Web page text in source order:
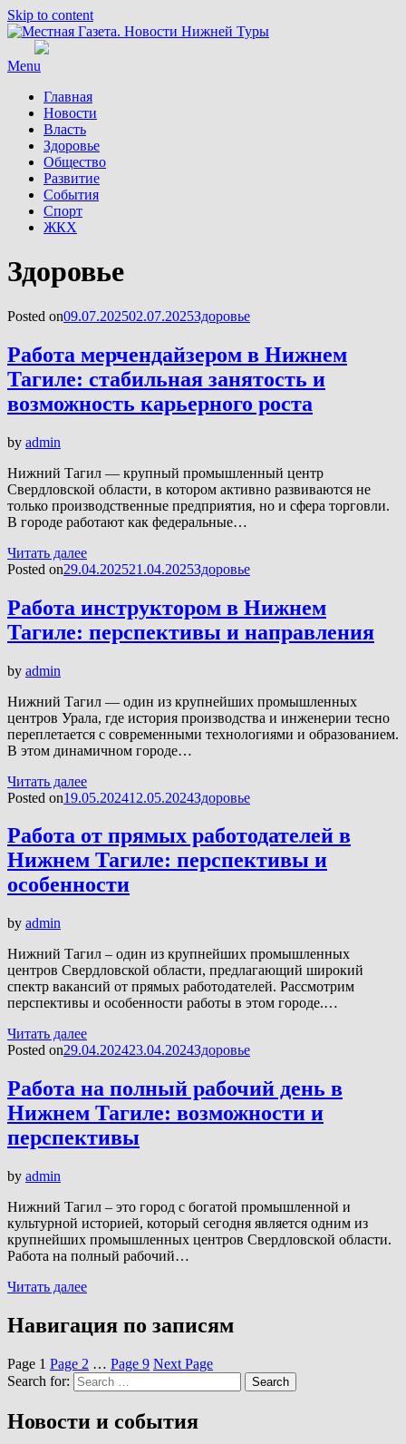
Skip to content
Menu
Главная
Новости
Власть
Здоровье
Общество
Развитие
События
Спорт
ЖКХ
Рубрика
:
Здоровье
Posted on09.07.202502.07.2025Здоровье
Работа мерчендайзером в Нижнем
Тагиле: стабильная занятость и
возможность карьерного роста
by admin
Нижний Тагил — крупный промышленный центр
Свердловской области, в котором активно развиваются не
только производственные предприятия, но и сфера торговли.
В городе работают как федеральные…
Читать далее
Posted on29.04.202521.04.2025Здоровье
Работа инструктором в Нижнем
Тагиле: перспективы и направления
by admin
Нижний Тагил — один из крупнейших промышленных
центров Урала, где история производства и инженерии тесно
переплетается с современными технологиями и образованием.
В этом динамичном городе…
Читать далее
Posted on19.05.202412.05.2024Здоровье
Работа от прямых работодателей в
Нижнем Тагиле: перспективы и
особенности
by admin
Нижний Тагил – один из крупнейших промышленных
центров Свердловской области, предлагающий широкий
спектр вакансий от прямых работодателей. Рассмотрим
перспективы и особенности работы в этом городе.…
Читать далее
Posted on29.04.202423.04.2024Здоровье
Работа на полный рабочий день в
Нижнем Тагиле: возможности и
перспективы
by admin
Нижний Тагил – это город с богатой промышленной и
культурной историей, который сегодня является одним из
крупнейших промышленных центров Свердловской области.
Работа на полный рабочий…
Читать далее
Навигация по записям
Page 1 Page 2 … Page 9 Next Page
Search for:
Search
Новости и события